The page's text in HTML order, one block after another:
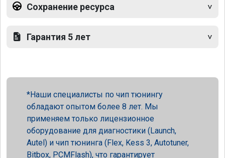
Сохранение ресурса
Гарантия 5 лет
Наши специалисты по чип тюнингу
обладают опытом более 8 лет. Мы
применяем только лицензионное
оборудование для диагностики (Launch,
Autel) и чип тюнинга (Flex, Kess 3, Autotuner,
Bitbox, PCMFlash), что гарантирует